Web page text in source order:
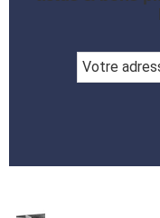
adresse